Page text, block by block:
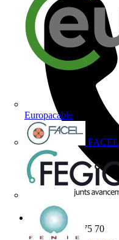
Europacable
FACEL
(+34) 91 655 75 70